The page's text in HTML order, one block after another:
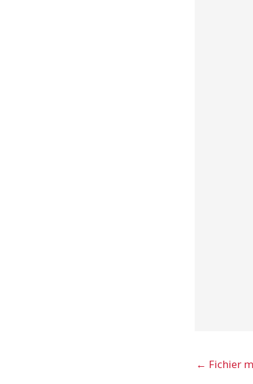
← Fichier